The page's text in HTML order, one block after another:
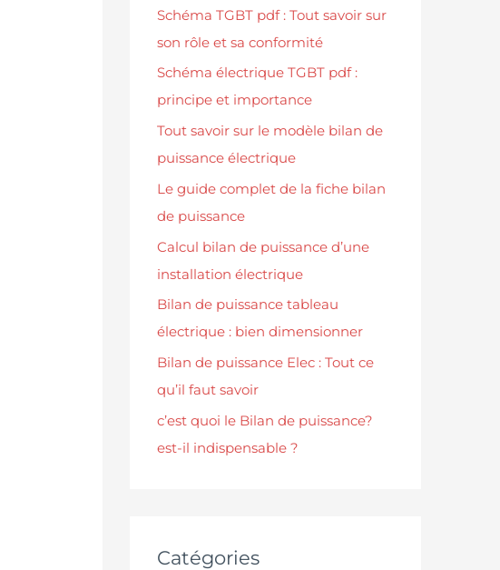
Schéma TGBT pdf : Tout savoir sur
son rôle et sa conformité
Schéma électrique TGBT pdf :
principe et importance
Tout savoir sur le modèle bilan de
puissance électrique
Le guide complet de la fiche bilan
de puissance
Calcul bilan de puissance d’une
installation électrique
Bilan de puissance tableau
électrique : bien dimensionner
Bilan de puissance Elec : Tout ce
qu’il faut savoir
c’est quoi le Bilan de puissance?
est-il indispensable ?
Catégories